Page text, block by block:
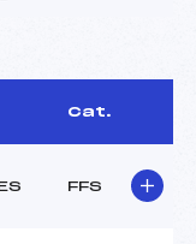
Cat.
FFS